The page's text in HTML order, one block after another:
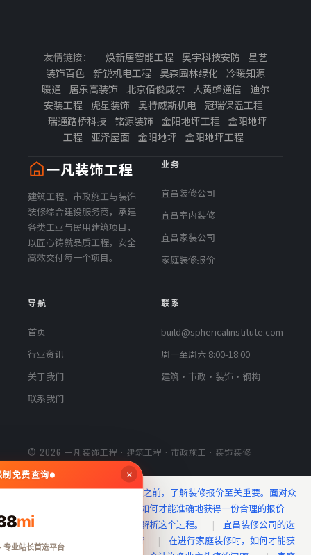
友情链接： 焕新居智能工程 奥宇科技安防
星艺
装饰百色 新锐机电工程 昊森园林绿化
冷暖知源
暖通
居乐高装饰 北京佰俊威尔 大黄蜂通信
迪尔
安装工程
虎星装饰 奥特威斯机电
冠瑞保温工程
瑞通路桥科技 铭源装饰 金阳地坪工程
金阳地坪
工程
亚泽屋面 金阳地坪 金阳地坪工程
一凡装饰工程
建筑工程、市政施工与装饰
装修综合建设服务商，承建
各类工业与民用建筑项目，
以匠心铸就品质工程，安全
高效交付每一个项目。
业务
宜昌装修公司
宜昌室内装修
宜昌家装公司
家庭装修报价
导航
首页
行业资讯
关于我们
联系我们
联系
build@sphericalinstitute.com
周一至周六 8:00-18:00
建筑·市政·装饰·钢构
© 2026 一凡装饰工程 · 建筑工程 · 市政施工 · 装饰装修
最新动态： 在决定进行家庭装修之前，了解装修报价至关重要。面对众
多装修公司和复杂的市场信息，如何才能准确地获得一份合理的报价
呢？今天我们就通过几个步骤来解析这个过程。
|
宜昌装修公司的选
择，如何挑到性价比高的那一个？
|
在进行家庭装修时，如何才能获
×
免费查询
mi
专业站长首选平台